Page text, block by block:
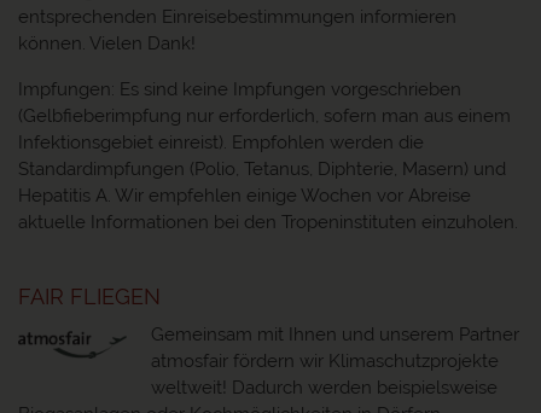
entsprechenden Einreisebestimmungen informieren
können. Vielen Dank!
Impfungen: Es sind keine Impfungen vorgeschrieben
(Gelbfieberimpfung nur erforderlich, sofern man aus einem
Infektionsgebiet einreist). Empfohlen werden die
Standardimpfungen (Polio, Tetanus, Diphterie, Masern) und
Hepatitis A. Wir empfehlen einige Wochen vor Abreise
aktuelle Informationen bei den Tropeninstituten einzuholen.
FAIR FLIEGEN
Gemeinsam mit Ihnen und unserem Partner
atmosfair fördern wir Klimaschutzprojekte
weltweit! Dadurch werden beispielsweise